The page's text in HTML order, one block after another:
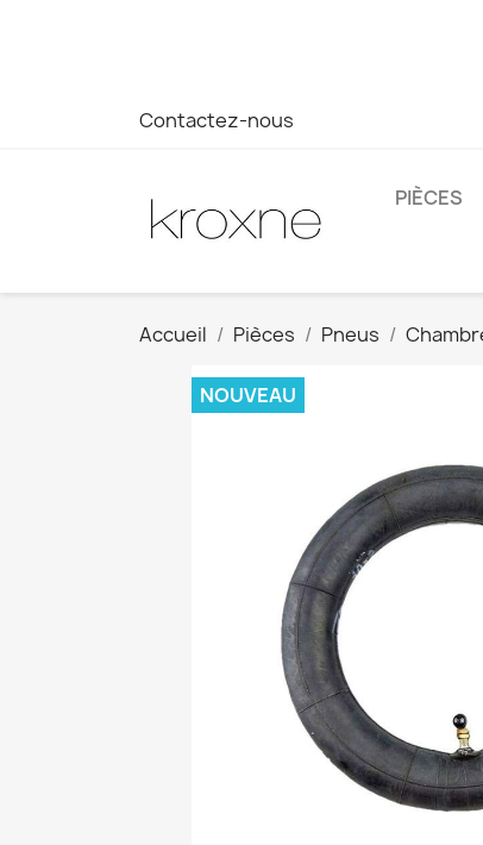
Contactez-nous
PIÈCES
Accueil Pièces Pneus
NOUVEAU